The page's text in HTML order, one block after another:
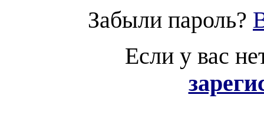
Забыли пароль?
Если у вас